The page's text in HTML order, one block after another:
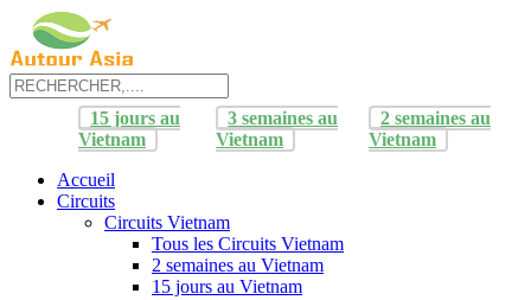
15 jours au
Vietnam
3 semaines au
Vietnam
2 semaines au
Vietnam
Accueil
Circuits
Circuits Vietnam
Tous les Circuits Vietnam
2 semaines au Vietnam
15 jours au Vietnam